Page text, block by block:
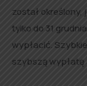
został
tylko do 31
wypłacić.
szybszą wypłatę